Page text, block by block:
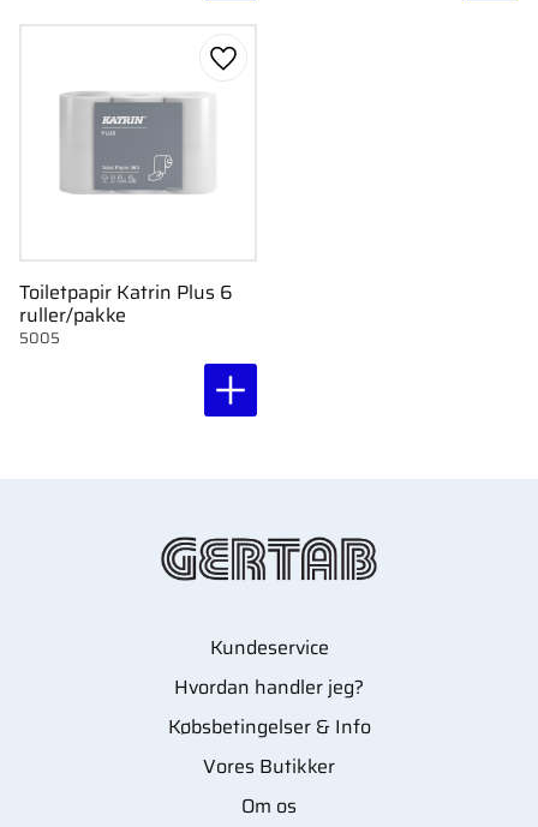
Toiletpapir Katrin Plus 6
ruller/pakke
5005
Gem som favorit
Kundeservice
Hvordan handler jeg?
Købsbetingelser & Info
Vores Butikker
Om os